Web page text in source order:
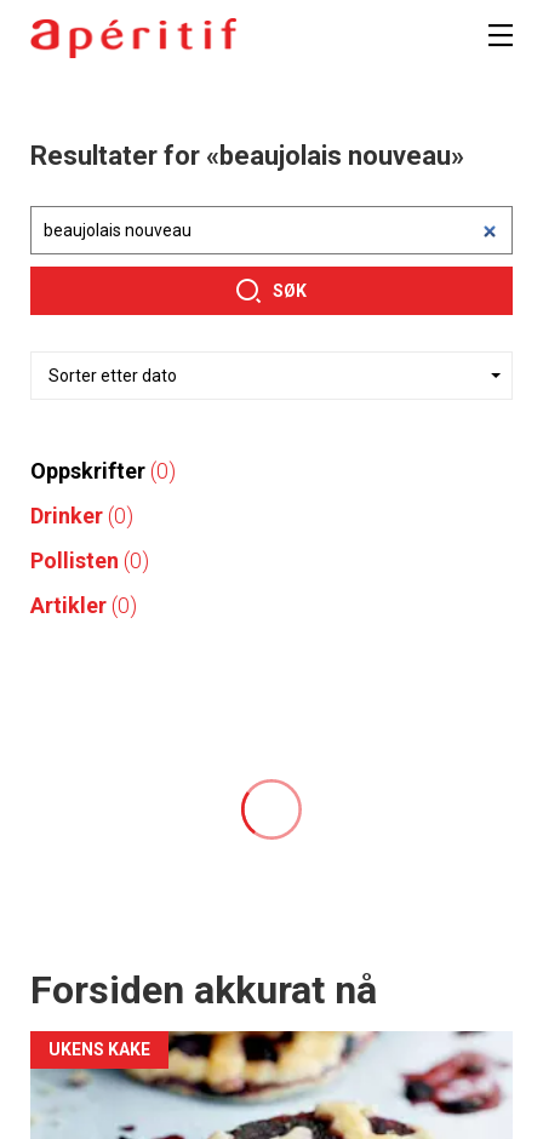
Resultater for «beaujolais nouveau»
SØK
Oppskrifter (0)
Drinker (0)
Pollisten (0)
Artikler (0)
Forsiden akkurat nå
UKENS KAKE